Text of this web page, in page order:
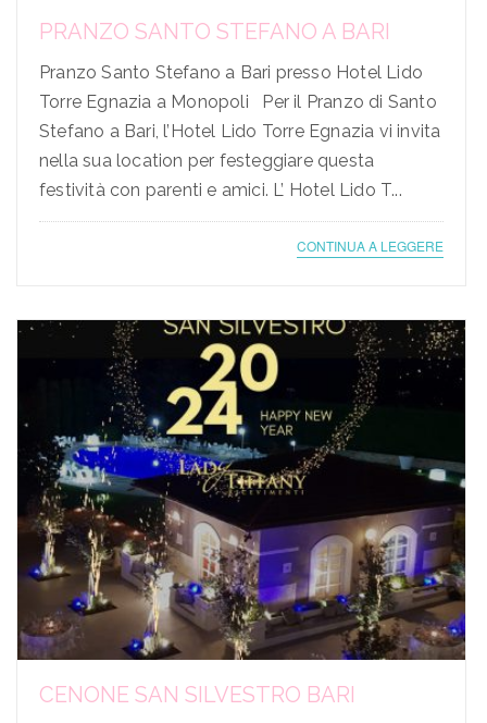
PRANZO SANTO STEFANO A BARI
Pranzo Santo Stefano a Bari presso Hotel Lido
Torre Egnazia a Monopoli Per il Pranzo di Santo
Stefano a Bari, l’Hotel Lido Torre Egnazia vi invita
nella sua location per festeggiare questa
festività con parenti e amici. L’ Hotel Lido T...
CONTINUA A LEGGERE
CENONE SAN SILVESTRO BARI